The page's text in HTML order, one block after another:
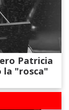
Patricia
la "rosca"